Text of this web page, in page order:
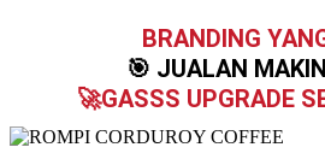
BRANDING
🎯 JUALAN
🚀GASSS UPGRADE